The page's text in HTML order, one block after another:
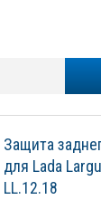
Защита
для Lada
LL.12.18